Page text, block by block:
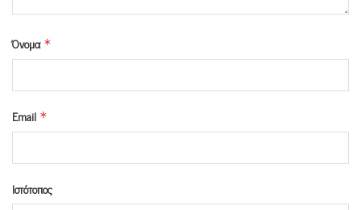
Όνομα *
Email *
Ιστότοπος